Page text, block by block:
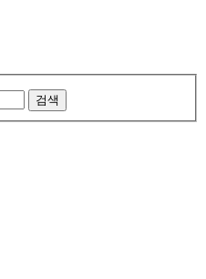
검색